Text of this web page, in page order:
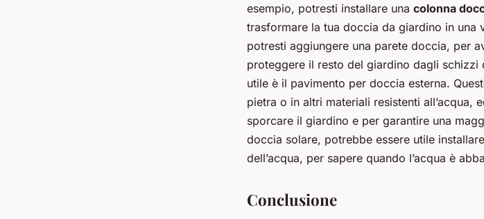
esempio, potresti installare una colonna
trasformare la tua doccia da giardino in una
potresti aggiungere una parete doccia, per
proteggere il resto del giardino dagli schizzi
utile è il pavimento per doccia esterna.
pietra o in altri materiali resistenti all’acqua,
sporcare il giardino e per garantire una
doccia solare, potrebbe essere utile
dell’acqua, per sapere quando l’acqua è
Conclusione